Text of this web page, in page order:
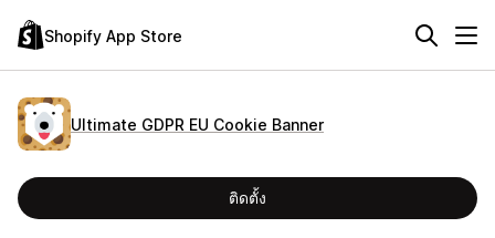
Shopify App Store
Ultimate GDPR EU Cookie Banner
ติดตั้ง